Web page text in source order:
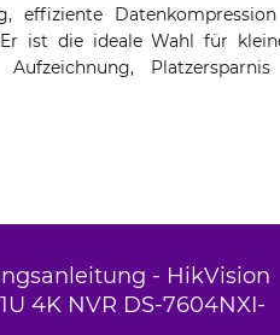
effiziente
ist die ideale Wahl für
- HikVision
4K NVR DS-7604NXI-